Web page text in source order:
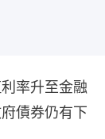
率升至金融
債券仍有下